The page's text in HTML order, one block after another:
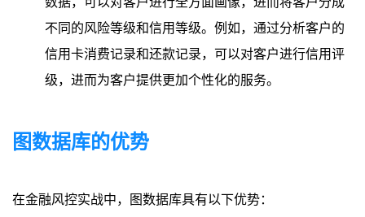
不同的风险等级和信用等级。例如，通过分析客户的
信用卡消费记录和还款记录，可以对客户进行信用评
级，进而为客户提供更加个性化的服务。
图数据库的优势
在金融风控实战中，图数据库具有以下优势：